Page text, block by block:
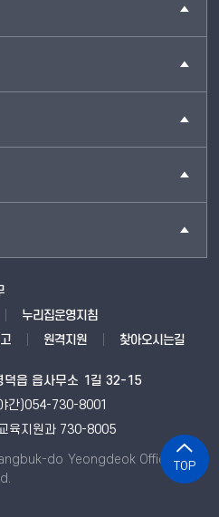
누리집운영지침
원격지원 찾아오시는길
덕읍 읍사무소 1길 32-15
간)054-730-8001
육지원과 730-8005
do Yeongdeok Office of
TOP